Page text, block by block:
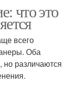
что это
всего
Оба
различаются